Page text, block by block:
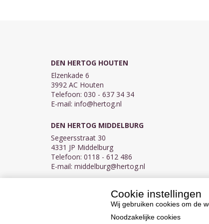
DEN HERTOG HOUTEN
Elzenkade 6
3992 AC Houten
Telefoon: 030 - 637 34 34
E-mail: info@hertog.nl
DEN HERTOG MIDDELBURG
Segeersstraat 30
4331 JP Middelburg
Telefoon: 0118 - 612 486
E-mail: middelburg@hertog.nl
BTW NL007450242B03
Cookie instellingen
Wij gebruiken cookies om de
Noodzakelijke cookies